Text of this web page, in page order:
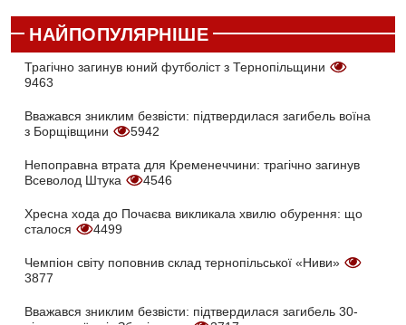
НАЙПОПУЛЯРНІШЕ
Трагічно загинув юний футболіст з Тернопільщини
9463
Вважався зниклим безвісти: підтвердилася загибель воїна
з Борщівщини
5942
Непоправна втрата для Кременеччини: трагічно загинув
Всеволод Штука
4546
Хресна хода до Почаєва викликала хвилю обурення: що
сталося
4499
Чемпіон світу поповнив склад тернопільської «Ниви»
3877
Вважався зниклим безвісти: підтвердилася загибель 30-